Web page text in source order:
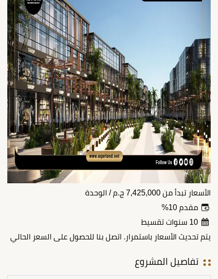
الأسعار تبدأ من 7,425,000 ج.م / الوحدة
مقدم 10%
10 سنوات تقسيط
يتم تحديث الأسعار باستمرار. اتصل بنا للحصول على السعر الحالي
تفاصيل المشروع